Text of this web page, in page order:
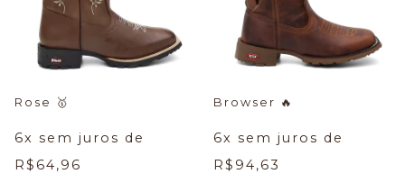
Rose 🥇
6x sem juros de
R$64,96
Browser 🔥
6x sem juros de
R$94,63